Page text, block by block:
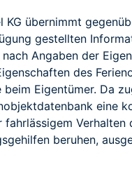
KG übernimmt
gestellten
Angaben der
des
Eigentümer. Da
eine
beruhen,